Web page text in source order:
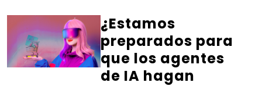
¿Estamos
preparados para
que los agentes
de IA hagan